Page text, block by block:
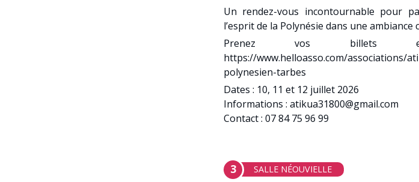
Un rendez-vous incontournable pour
l’esprit de la Polynésie dans une ambiance
Prenez vos
https://www.helloasso.com/associations/
polynesien-tarbes
Dates : 10, 11 et 12 juillet 2026
Informations : atikua31800@gmail.com
Contact : 07 84 75 96 99
3 SALLE NÉOUVIELLE